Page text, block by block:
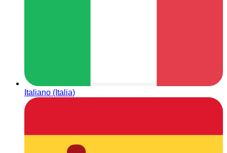
Italiano (Italia)